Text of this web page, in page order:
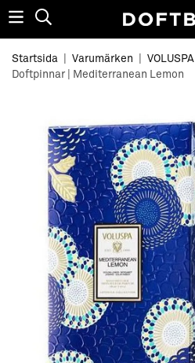
Startsida Varumärken VOLUSPA
Doftpinnar | Mediterranean Lemon